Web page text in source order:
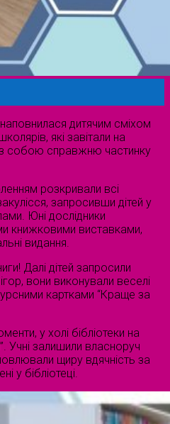
дитячим сміхом
які завітали на
собою справжню частинку
розкривали всі
запросивши дітей у
Юні дослідники
книжковими виставками,
видання.
Далі дітей запросили
вони виконували веселі
картками “Краще за
у холі бібліотеки на
Учні залишили власноруч
щиру вдячність за
у бібліотеці.